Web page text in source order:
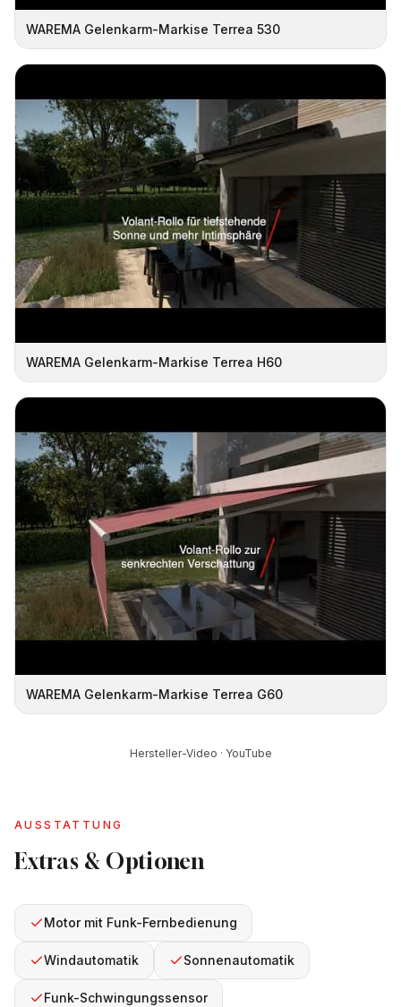
WAREMA Gelenkarm-Markise Terrea 530
WAREMA Gelenkarm-Markise Terrea H60
WAREMA Gelenkarm-Markise Terrea G60
Hersteller-Video · YouTube
AUSSTATTUNG
Extras & Optionen
Motor mit Funk-Fernbedienung
Windautomatik Sonnenautomatik
Funk-Schwingungssensor